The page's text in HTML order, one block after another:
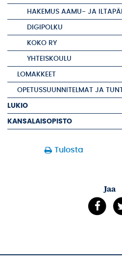
HAKEMUS AAMU- JA
DIGIPOLKU
KOKO RY
YHTEISKOULU
LOMAKKEET
OPETUSSUUNNITELMAT JA
LUKIO
KANSALAISOPISTO
Tulosta
Jaa